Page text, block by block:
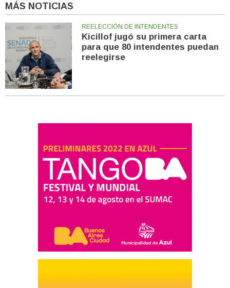
MÁS NOTICIAS
REELECCIÓN DE INTENDENTES
Kicillof jugó su primera carta
para que 80 intendentes puedan
reelegirse